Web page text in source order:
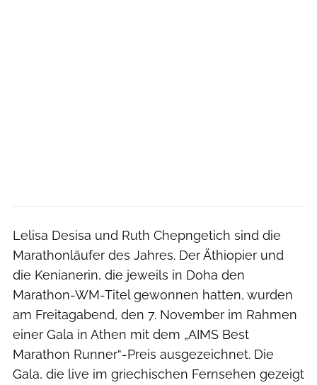
Lelisa Desisa und Ruth Chepngetich sind die
Marathonläufer des Jahres. Der Äthiopier und
die Kenianerin, die jeweils in Doha den
Marathon-WM-Titel gewonnen hatten, wurden
am Freitagabend, den 7. November im Rahmen
einer Gala in Athen mit dem „AIMS Best
Marathon Runner“-Preis ausgezeichnet. Die
Gala, die live im griechischen Fernsehen gezeigt